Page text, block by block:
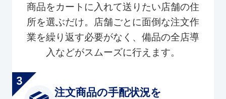
商品をカートに入れて送りたい店舗の住
所を選ぶだけ。店舗ごとに面倒な注文作
業を繰り返す必要がなく、備品の全店導
入などがスムーズに行えます。
注文商品の手配状況を